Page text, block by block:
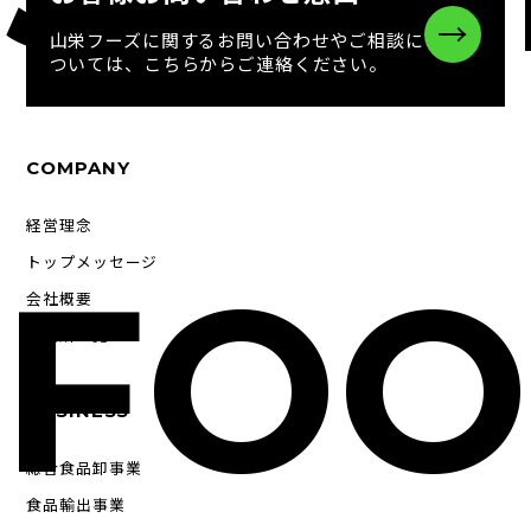
山栄フーズに関するお問い合わせやご相談に
ついては、こちらからご連絡ください。
→
COMPANY
経営理念
トップメッセージ
会社概要
BUSINESS
総合食品卸事業
食品輸出事業